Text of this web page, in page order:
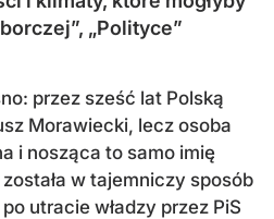
„Polityce”
przez sześć lat Polską
Morawiecki, lecz osoba
i nosząca to samo imię
w tajemniczy sposób
utracie władzy przez PiS